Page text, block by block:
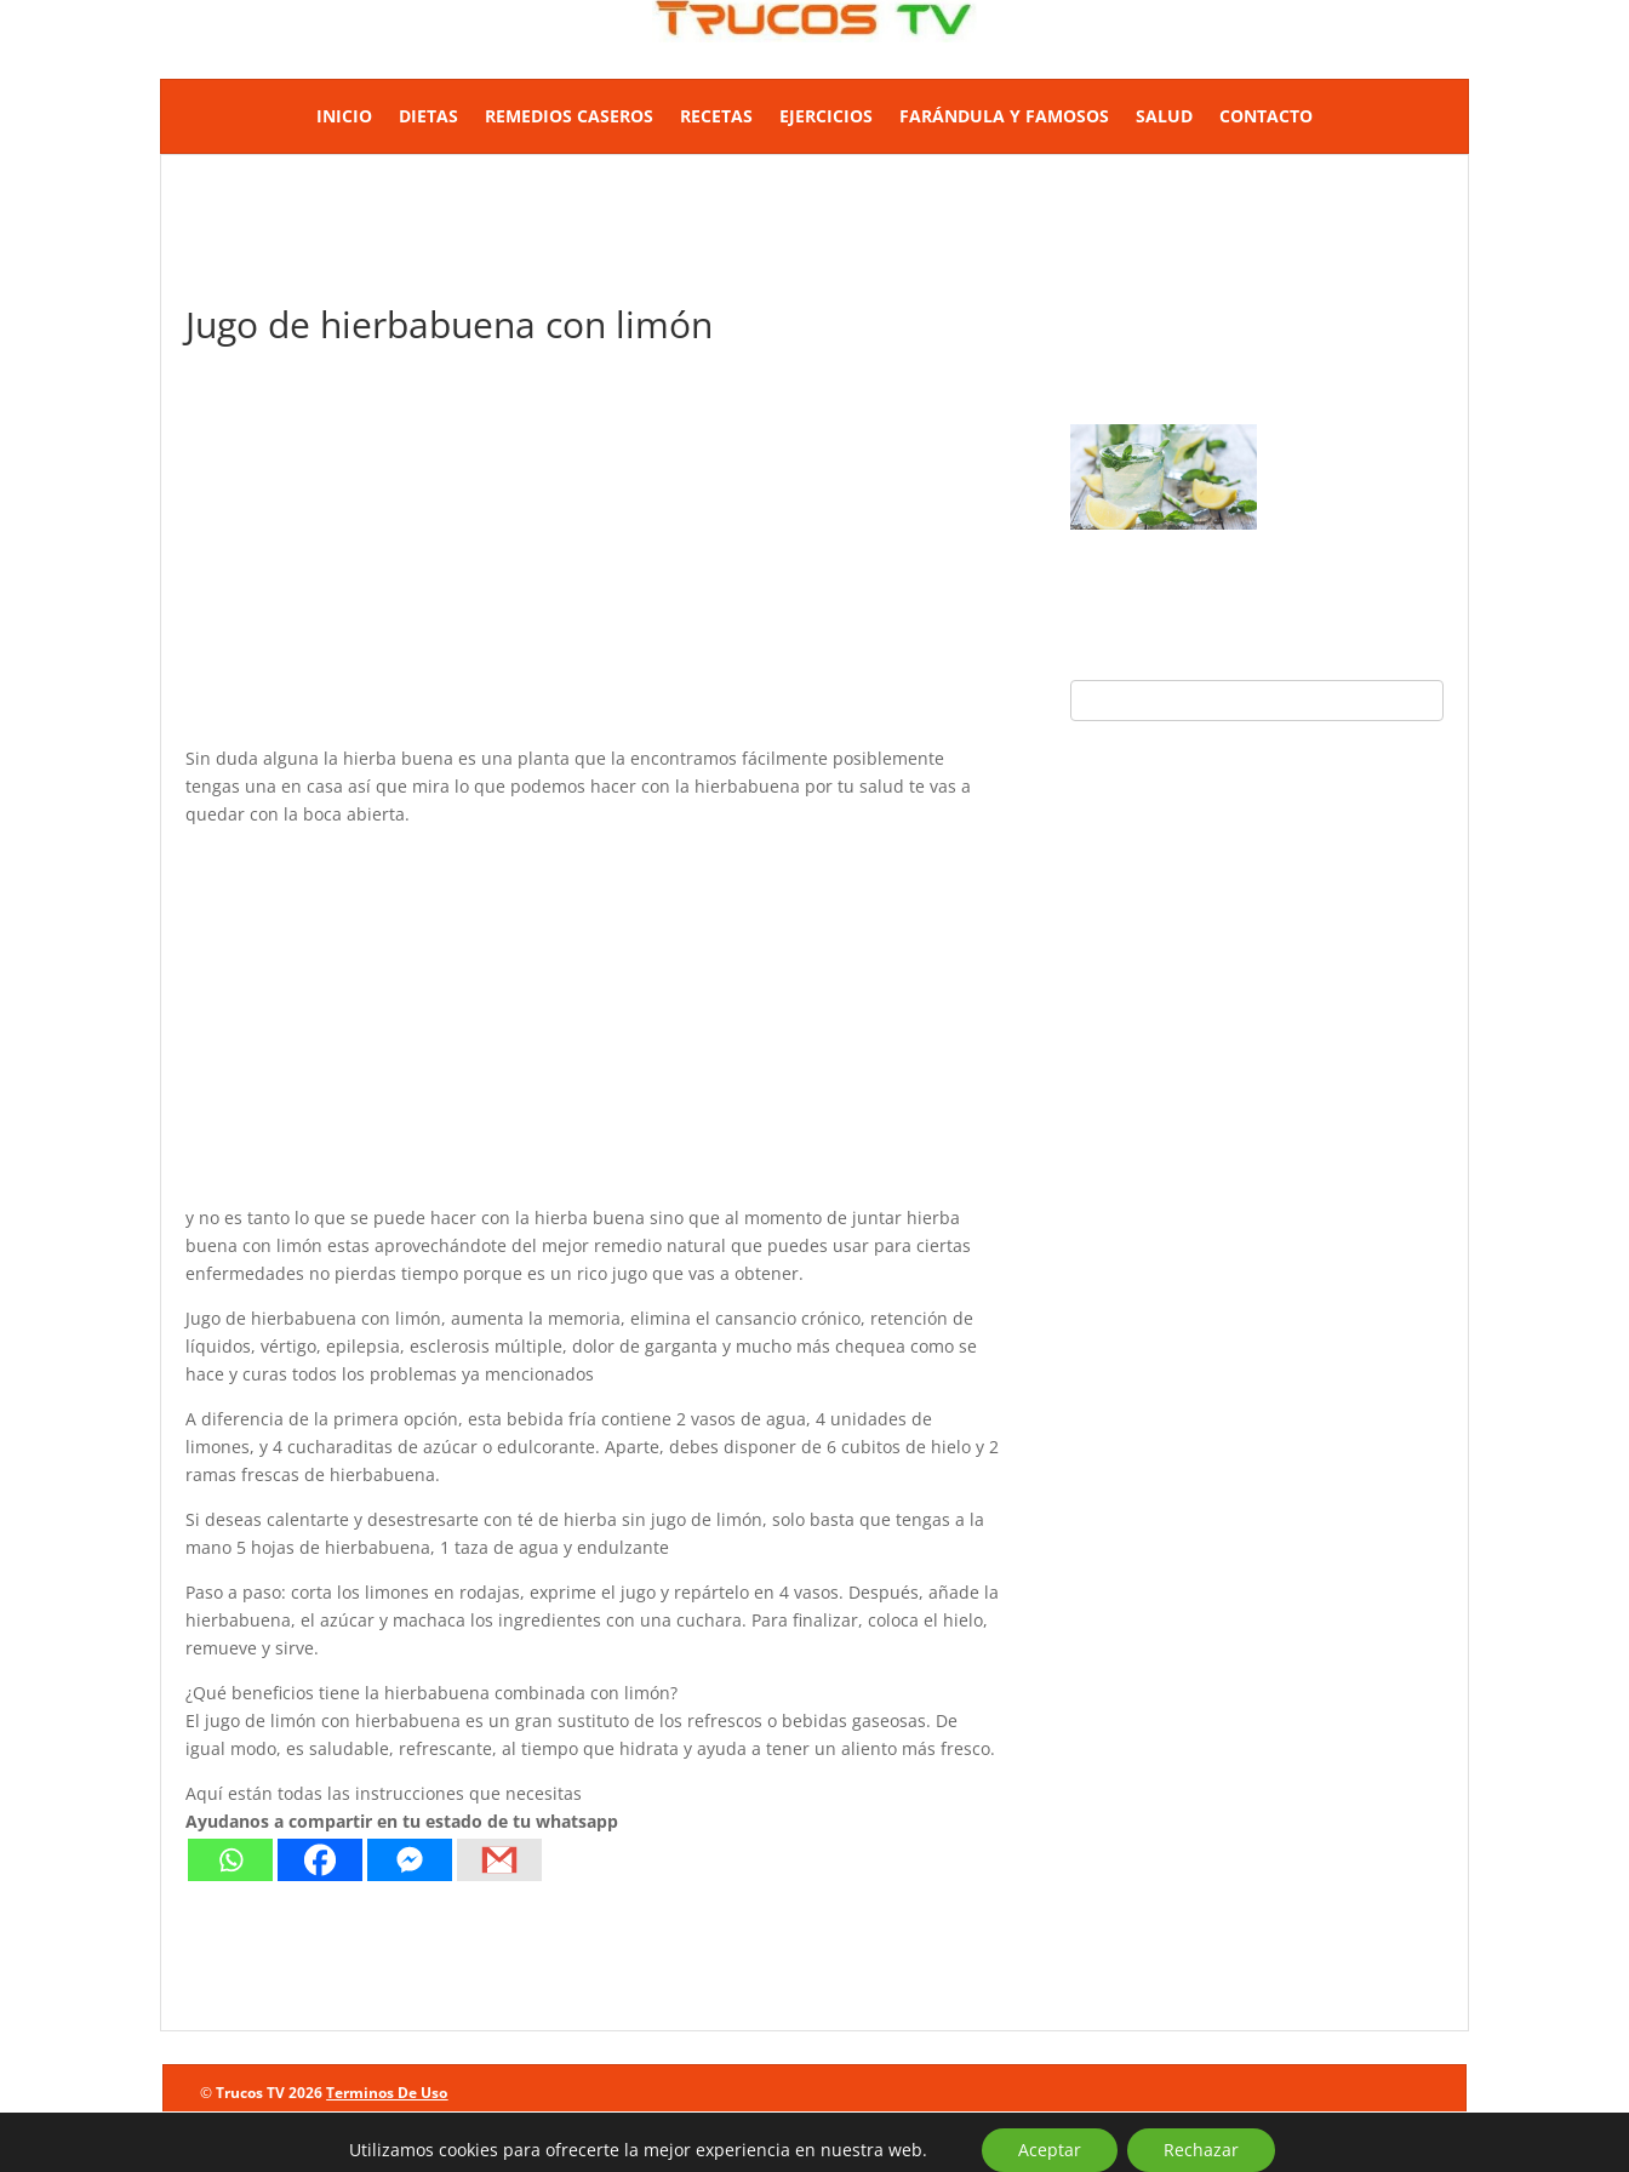
INICIO DIETAS REMEDIOS CASEROS RECETAS EJERCICIOS FARÁNDULA Y FAMOSOS SALUD CONTACTO
Jugo de hierbabuena con limón
Sin duda alguna la hierba buena es una planta que la encontramos fácilmente posiblemente
tengas una en casa así que mira lo que podemos hacer con la hierbabuena por tu salud te vas a
quedar con la boca abierta.
y no es tanto lo que se puede hacer con la hierba buena sino que al momento de juntar hierba
buena con limón estas aprovechándote del mejor remedio natural que puedes usar para ciertas
enfermedades no pierdas tiempo porque es un rico jugo que vas a obtener.
Jugo de hierbabuena con limón, aumenta la memoria, elimina el cansancio crónico, retención de
líquidos, vértigo, epilepsia, esclerosis múltiple, dolor de garganta y mucho más chequea como se
hace y curas todos los problemas ya mencionados
A diferencia de la primera opción, esta bebida fría contiene 2 vasos de agua, 4 unidades de
limones, y 4 cucharaditas de azúcar o edulcorante. Aparte, debes disponer de 6 cubitos de hielo y 2
ramas frescas de hierbabuena.
Si deseas calentarte y desestresarte con té de hierba sin jugo de limón, solo basta que tengas a la
mano 5 hojas de hierbabuena, 1 taza de agua y endulzante
Paso a paso: corta los limones en rodajas, exprime el jugo y repártelo en 4 vasos. Después, añade la
hierbabuena, el azúcar y machaca los ingredientes con una cuchara. Para finalizar, coloca el hielo,
remueve y sirve.
¿Qué beneficios tiene la hierbabuena combinada con limón?
El jugo de limón con hierbabuena es un gran sustituto de los refrescos o bebidas gaseosas. De
igual modo, es saludable, refrescante, al tiempo que hidrata y ayuda a tener un aliento más fresco.
Aquí están todas las instrucciones que necesitas
Ayudanos a compartir en tu estado de tu whatsapp
©Trucos TV 2026Terminos De Uso
Utilizamos cookies para ofrecerte la mejor experiencia en nuestra web. Aceptar Rechazar